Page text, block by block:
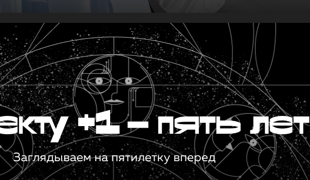
+1 — пять лет
Заглядываем на пятилетку вперед